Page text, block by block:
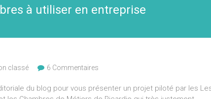
à utiliser en entreprise
classé 6 Commentaires
du blog pour vous présenter un projet piloté par les